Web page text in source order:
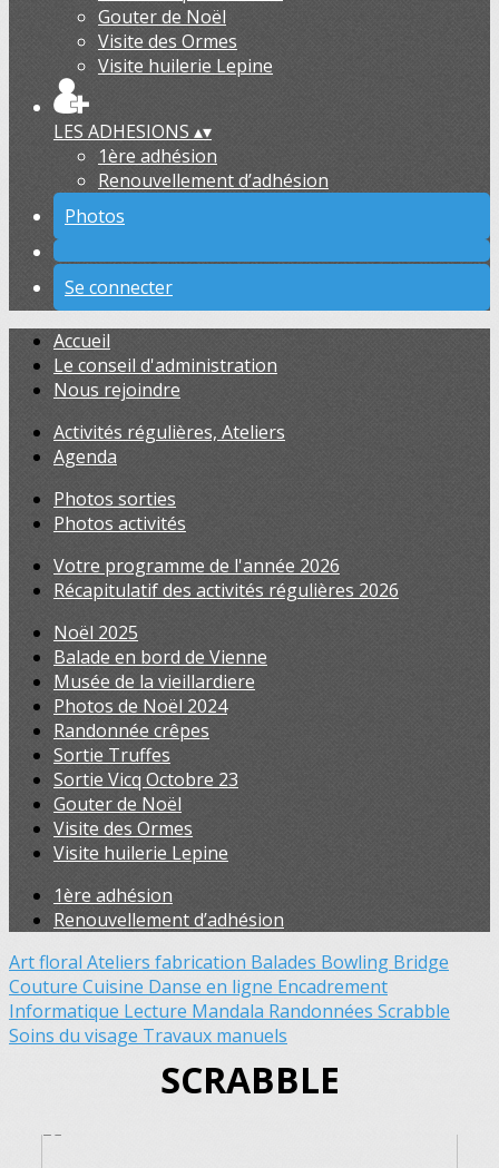
Gouter de Noël
Visite des Ormes
Visite huilerie Lepine
LES ADHESIONS ▴▾
1ère adhésion
Renouvellement d’adhésion
Photos
Se connecter
Accueil
Le conseil d'administration
Nous rejoindre
Activités régulières, Ateliers
Agenda
Photos sorties
Photos activités
Votre programme de l'année 2026
Récapitulatif des activités régulières 2026
Noël 2025
Balade en bord de Vienne
Musée de la vieillardiere
Photos de Noël 2024
Randonnée crêpes
Sortie Truffes
Sortie Vicq Octobre 23
Gouter de Noël
Visite des Ormes
Visite huilerie Lepine
1ère adhésion
Renouvellement d’adhésion
Art floral Ateliers fabrication Balades Bowling Bridge
Couture Cuisine Danse en ligne Encadrement
Informatique Lecture Mandala Randonnées Scrabble
Soins du visage Travaux manuels
SCRABBLE